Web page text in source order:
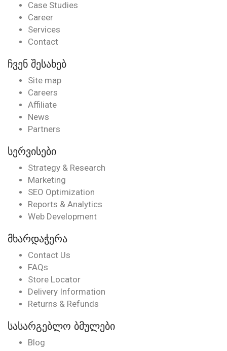
Case Studies
Career
Services
Contact
ჩვენ შესახებ
Site map
Careers
Affiliate
News
Partners
სერვისები
Strategy & Research
Marketing
SEO Optimization
Reports & Analytics
Web Development
მხარდაჭერა
Contact Us
FAQs
Store Locator
Delivery Information
Returns & Refunds
სასარგებლო ბმულები
Blog